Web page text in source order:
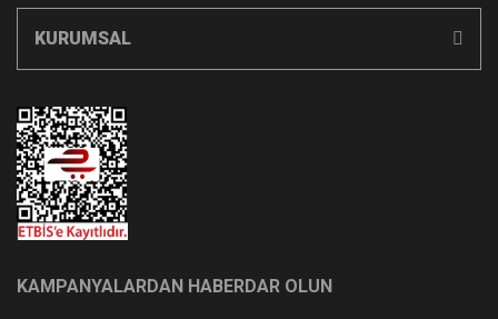
KURUMSAL
KAMPANYALARDAN HABERDAR OLUN